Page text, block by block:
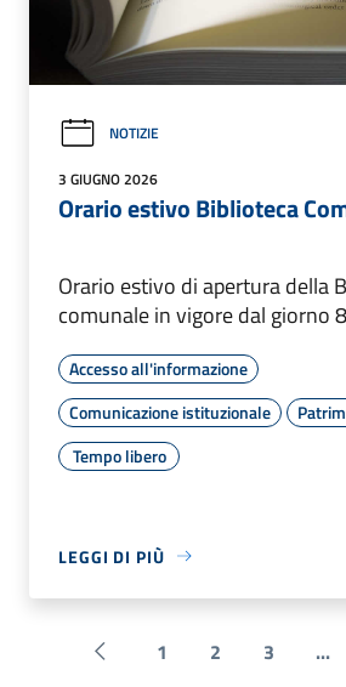
NOTIZIE
3 GIUGNO 2026
Orario estivo Biblioteca
Orario estivo di apertura della
comunale in vigore dal giorno
Accesso all'informazione
Comunicazione istituzionale
Tempo libero
LEGGI DI PIÙ
Pagina precedente
1 2 3 ...